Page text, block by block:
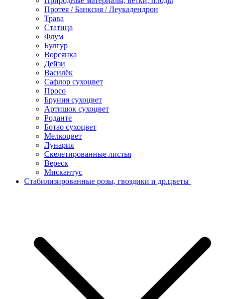
Протея / Банксия / Леукадендрон
Трава
Статица
Флум
Булгур
Ворсянка
Дейзи
Василёк
Сафлор сухоцвет
Просо
Бруния сухоцвет
Артишок сухоцвет
Роданте
Ботао сухоцвет
Мелкоцвет
Лунария
Скелетированные листья
Вереск
Мискантус
Стабилизированные розы, гвоздики и др.цветы